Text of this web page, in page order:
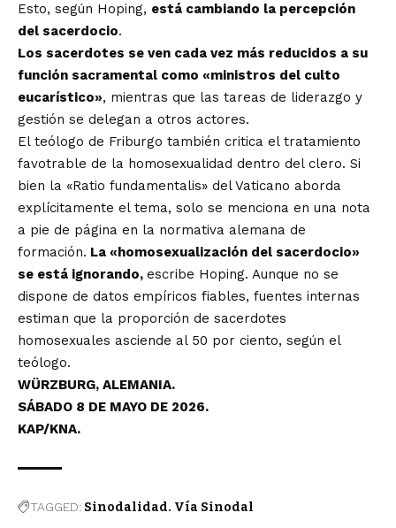
Esto, según Hoping, está cambiando la percepción
del sacerdocio.
Los sacerdotes se ven cada vez más reducidos a su
función sacramental como «ministros del culto
eucarístico», mientras que las tareas de liderazgo y
gestión se delegan a otros actores.
El teólogo de Friburgo también critica el tratamiento
favotrable de la homosexualidad dentro del clero. Si
bien la «Ratio fundamentalis» del Vaticano aborda
explícitamente el tema, solo se menciona en una nota
a pie de página en la normativa alemana de
formación. La «homosexualización del sacerdocio»
se está ignorando, escribe Hoping. Aunque no se
dispone de datos empíricos fiables, fuentes internas
estiman que la proporción de sacerdotes
homosexuales asciende al 50 por ciento, según el
teólogo.
WÜRZBURG, ALEMANIA.
SÁBADO 8 DE MAYO DE 2026.
KAP/KNA.
TAGGED: Sinodalidad. Vía Sinodal